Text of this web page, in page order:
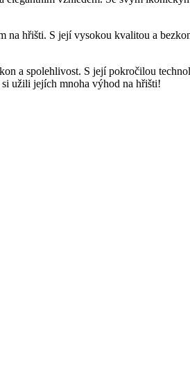
hřišti. S její vysokou kvalitou a
a spolehlivost. S její pokročilou
užili jejích mnoha výhod na hřišti!